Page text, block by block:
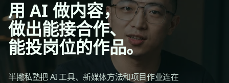
用 AI 做内容，
做出能接合作、
能投岗位的作品。
半撇私塾把 AI 工具、新媒体方法和项目作业连在